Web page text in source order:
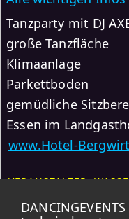
Tanzparty mit DJ
große Tanzfläche
Klimaanlage
Parkettboden
gemüdliche
Essen im
www.Hotel-
VERANSTALTER:
Weitere Events